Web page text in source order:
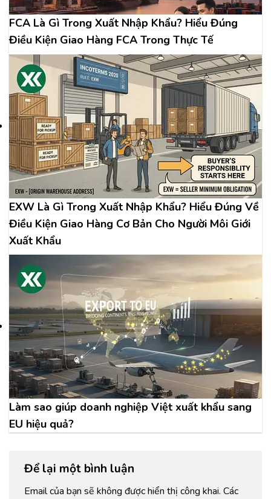
FCA Là Gì Trong Xuất Nhập Khẩu? Hiểu Đúng
Điều Kiện Giao Hàng FCA Trong Thực Tế
EXW Là Gì Trong Xuất Nhập Khẩu? Hiểu Đúng Về
Điều Kiện Giao Hàng Cơ Bản Cho Người Môi Giới
Xuất Khẩu
Làm sao giúp doanh nghiệp Việt xuất khẩu sang
EU hiệu quả?
Để lại một bình luận
Email của bạn sẽ không được hiển thị công khai. Các